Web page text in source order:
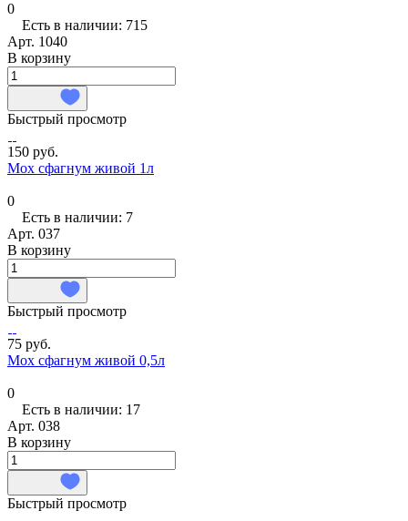
0
Есть в наличии: 715
Арт. 1040
В корзину
Быстрый просмотр
150 руб.
Мох сфагнум живой 1л
0
Есть в наличии: 7
Арт. 037
В корзину
Быстрый просмотр
75 руб.
Мох сфагнум живой 0,5л
0
Есть в наличии: 17
Арт. 038
В корзину
Быстрый просмотр